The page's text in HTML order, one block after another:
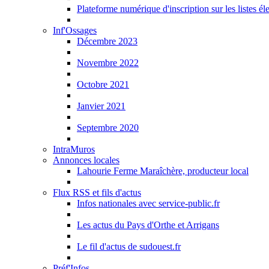
Plateforme numérique d'inscription sur les listes
Inf'Ossages
Décembre 2023
Novembre 2022
Octobre 2021
Janvier 2021
Septembre 2020
IntraMuros
Annonces locales
Lahourie Ferme Maraîchère, producteur local
Flux RSS et fils d'actus
Infos nationales avec service-public.fr
Les actus du Pays d'Orthe et Arrigans
Le fil d'actus de sudouest.fr